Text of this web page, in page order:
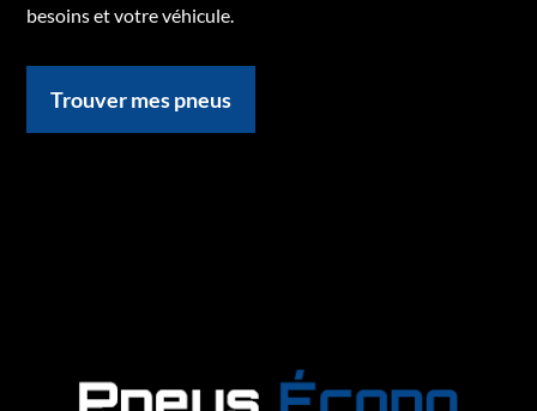
besoins et votre véhicule.
Trouver mes pneus